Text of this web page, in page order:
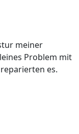
meiner
Problem mit
es.